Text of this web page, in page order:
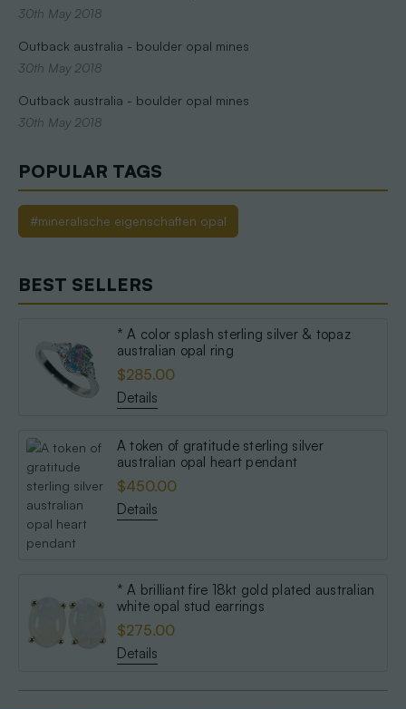
30th May 2018
Outback australia - boulder opal mines
30th May 2018
Outback australia - boulder opal mines
30th May 2018
POPULAR TAGS
#mineralische eigenschaften opal
BEST SELLERS
* A color splash sterling silver & topaz
australian opal ring
$285.00
Details
A token of gratitude sterling silver
australian opal heart pendant
$450.00
Details
* A brilliant fire 18kt gold plated australian
white opal stud earrings
$275.00
Details